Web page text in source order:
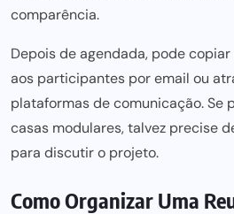
comparência.
Depois de agendada, pode
aos participantes por email ou
plataformas de comunicação. Se
casas modulares, talvez precise
para discutir o projeto.
Como Organizar Uma